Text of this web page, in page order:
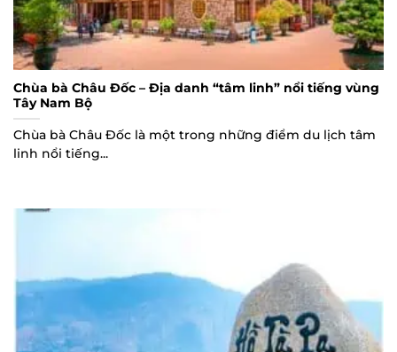
Chùa bà Châu Đốc – Địa danh “tâm linh” nổi tiếng vùng
Tây Nam Bộ
Chùa bà Châu Đốc là một trong những điểm du lịch tâm
linh nổi tiếng...